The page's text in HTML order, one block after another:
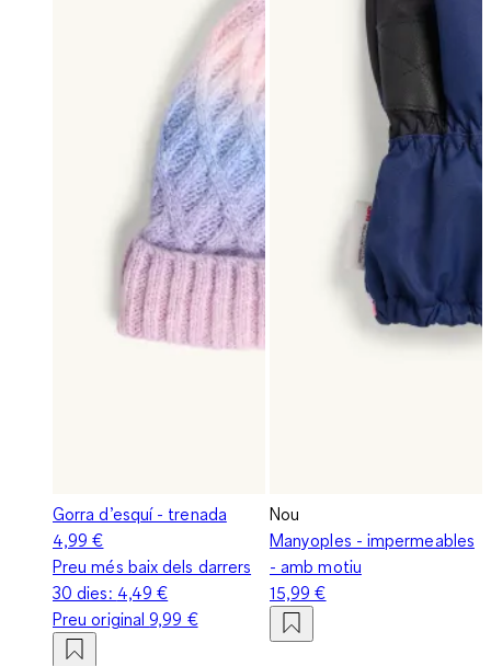
Gorra d’esquí - trenada
4,99 €
Preu més baix dels darrers
30 dies: 4,49 €
Preu original9,99 €
Nou
Manyoples - impermeables
- amb motiu
15,99 €